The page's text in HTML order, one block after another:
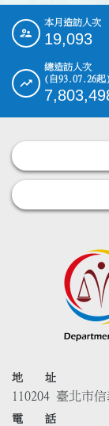
::: 本月造訪人次
19,093
總造訪人次
(自93.07.26起)
地 址
110204 臺北市
電 話